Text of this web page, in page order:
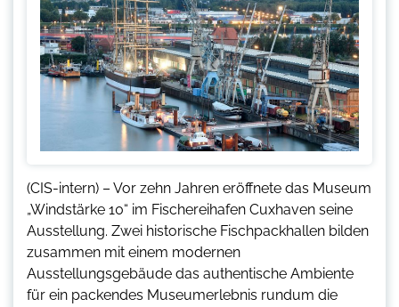
(CIS-intern) – Vor zehn Jahren eröffnete das Museum
„Windstärke 10“ im Fischereihafen Cuxhaven seine
Ausstellung. Zwei historische Fischpackhallen bilden
zusammen mit einem modernen
Ausstellungsgebäude das authentische Ambiente
für ein packendes Museumerlebnis rundum die